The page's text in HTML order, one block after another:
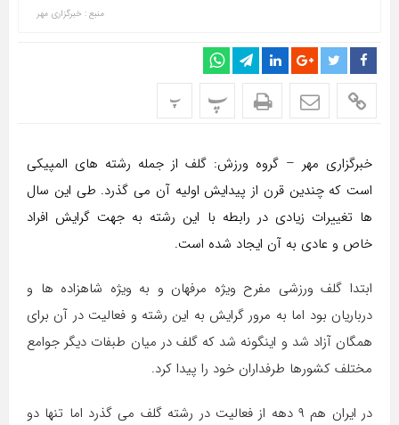
منبع : خبرگزاری مهر
پ پ
خبرگزاری مهر – گروه ورزش: گلف از جمله رشته های المپیکی
است که چندین قرن از پیدایش اولیه آن می گذرد. طی این سال
ها تغییرات زیادی در رابطه با این رشته به جهت گرایش افراد
خاص و عادی به آن ایجاد شده است.
ابتدا گلف ورزشی مفرح ویژه مرفهان و به ویژه شاهزاده ها و
درباریان بود اما به مرور گرایش به این رشته و فعالیت در آن برای
همگان آزاد شد و اینگونه شد که گلف در میان طبفات دیگر جوامع
مختلف کشورها طرفداران خود را پیدا کرد.
در ایران هم ۹ دهه از فعالیت در رشته گلف می گذرد اما تنها دو